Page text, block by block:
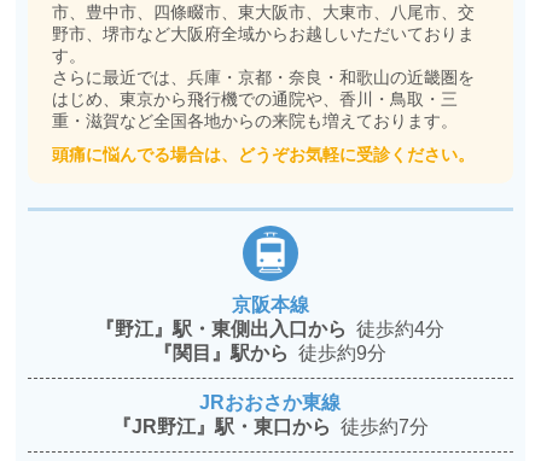
市、豊中市、四條畷市、東大阪市、大東市、八尾市、交
野市、堺市など大阪府全域からお越しいただいておりま
す。
さらに最近では、兵庫・京都・奈良・和歌山の近畿圏を
はじめ、東京から飛行機での通院や、香川・鳥取・三
重・滋賀など全国各地からの来院も増えております。
頭痛に悩んでる場合は、どうぞお気軽に受診ください。
京阪本線
『野江』駅・東側出入口から徒歩約4分
『関目』駅から徒歩約9分
JRおおさか東線
『JR野江』駅・東口から 徒歩約7分